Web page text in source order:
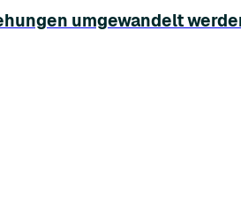
umgewandelt